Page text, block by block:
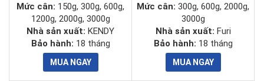
Kích
thước
cân
(320 x 345 x 80) mm
Mức cân: 150g, 300g, 600g,
1200g, 2000g, 3000g
Nhà sản xuất: KENDY
Bảo hành: 18 tháng
Mức cân: 300g, 600g, 2000g,
3000g
Nhà sản xuất: Furi
Bảo hành: 18 tháng